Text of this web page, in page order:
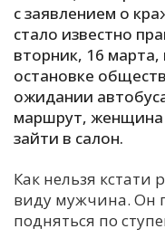
А
Б
В
Е
с заявлением о
стало известно
вторник, 16
остановке
ожидании
маршрут,
зайти в салон.
Как нельзя кстати
виду мужчина. Он
подняться по